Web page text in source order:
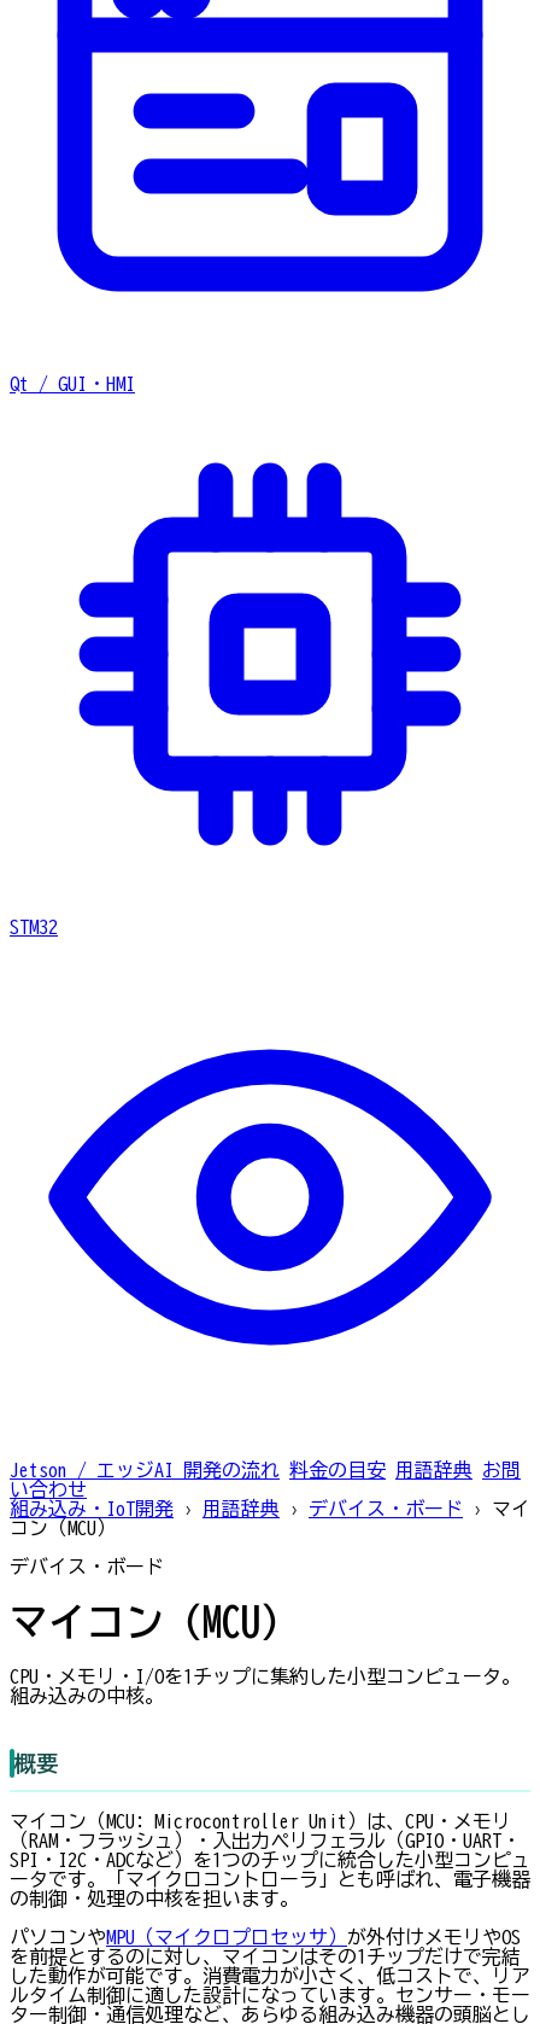
Qt / GUI・HMI
STM32
Jetson / エッジAI 開発の流れ 料金の目安 用語辞典 お問
い合わせ
組み込み・IoT開発
› 用語辞典 › デバイス・ボード ›
マイ
コン（MCU）
デバイス・ボード
マイコン（MCU）
CPU・メモリ・I/Oを1チップに集約した小型コンピュータ。
組み込みの中核。
概要
マイコン（MCU: Microcontroller Unit）は、CPU・メモリ
（RAM・フラッシュ）・入出力ペリフェラル（GPIO・UART・
SPI・I2C・ADCなど）を1つのチップに統合した小型コンピュ
ータです。「マイクロコントローラ」とも呼ばれ、電子機器
の制御・処理の中核を担います。
パソコンやMPU（マイクロプロセッサ） が外付けメモリやOS
を前提とするのに対し、マイコンはその1チップだけで完結
した動作が可能です。消費電力が小さく、低コストで、リア
ルタイム制御に適した設計になっています。センサー・モー
ター制御・通信処理など、あらゆる組み込み機器の頭脳とし